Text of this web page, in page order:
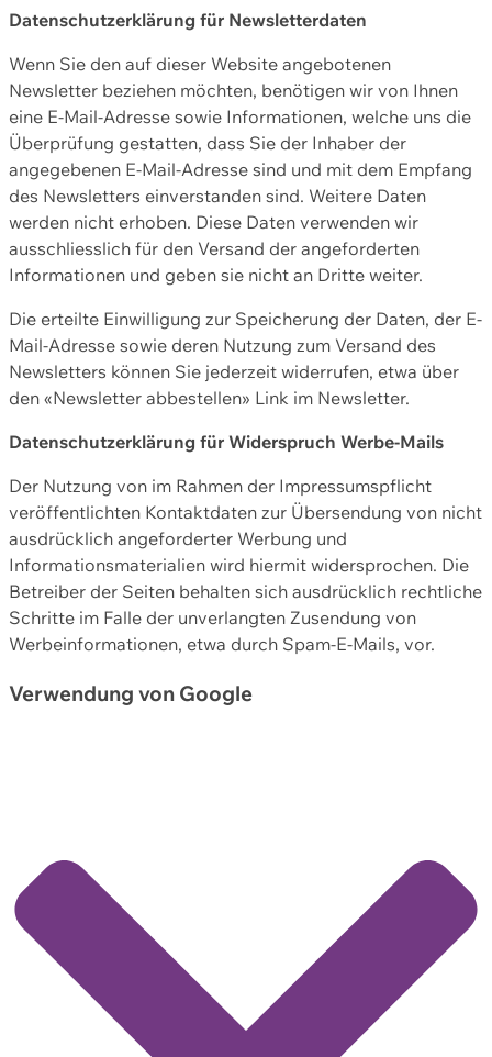
Datenschutzerklärung für Newsletterdaten
Wenn Sie den auf dieser Website angebotenen
Newsletter beziehen möchten, benötigen wir von Ihnen
eine E-Mail-Adresse sowie Informationen, welche uns die
Überprüfung gestatten, dass Sie der Inhaber der
angegebenen E-Mail-Adresse sind und mit dem Empfang
des Newsletters einverstanden sind. Weitere Daten
werden nicht erhoben. Diese Daten verwenden wir
ausschliesslich für den Versand der angeforderten
Informationen und geben sie nicht an Dritte weiter.
Die erteilte Einwilligung zur Speicherung der Daten, der E-
Mail-Adresse sowie deren Nutzung zum Versand des
Newsletters können Sie jederzeit widerrufen, etwa über
den «Newsletter abbestellen» Link im Newsletter.
Datenschutzerklärung für Widerspruch Werbe-Mails
Der Nutzung von im Rahmen der Impressumspflicht
veröffentlichten Kontaktdaten zur Übersendung von nicht
ausdrücklich angeforderter Werbung und
Informationsmaterialien wird hiermit widersprochen. Die
Betreiber der Seiten behalten sich ausdrücklich rechtliche
Schritte im Falle der unverlangten Zusendung von
Werbeinformationen, etwa durch Spam-E-Mails, vor.
Verwendung von Google